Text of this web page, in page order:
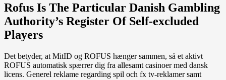
Rofus Is The Particular Danish Gambling
Authority’s Register Of Self-excluded
Players
Det betyder, at MitID og ROFUS hænger sammen, så et aktivt
ROFUS automatisk spærrer dig fra allesamt casinoer med dansk
licens. Generel reklame regarding spil och fx tv-reklamer samt